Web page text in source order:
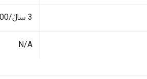
3 ساڵ/100,000 کم
N/A